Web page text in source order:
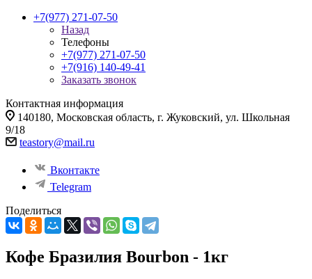
+7(977) 271-07-50
Назад
Телефоны
+7(977) 271-07-50
+7(916) 140-49-41
Заказать звонок
Контактная информация
140180, Московская область, г. Жуковский, ул. Школьная
9/18
teastory@mail.ru
Вконтакте
Telegram
Поделиться
Кофе Бразилия Bourbon - 1кг